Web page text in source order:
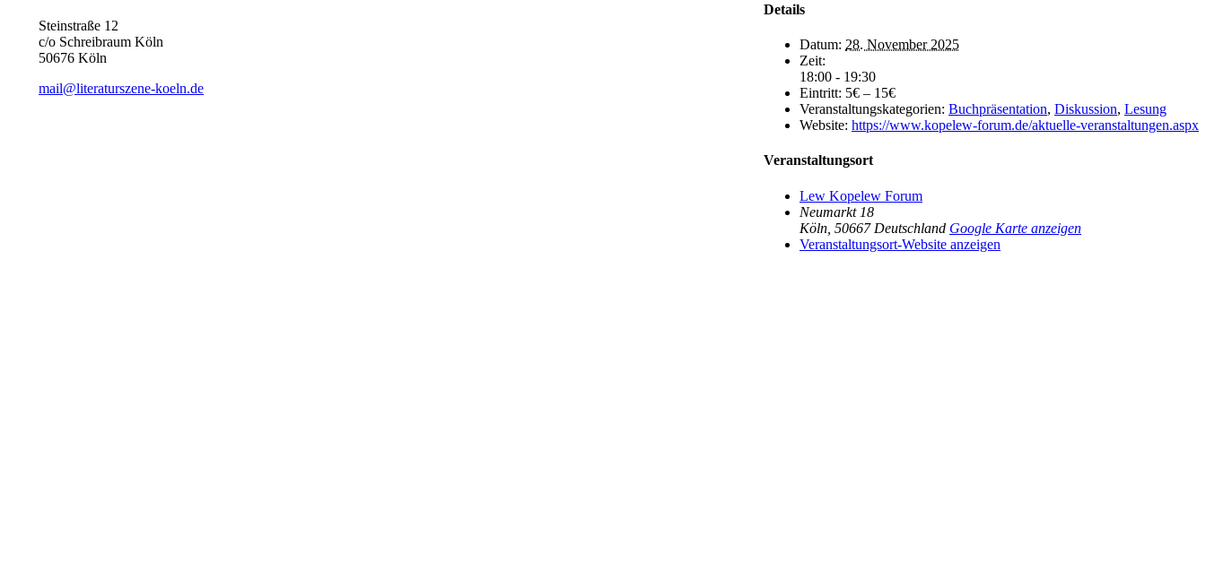
Details
Datum: 28. November 2025
Zeit:
18:00 - 19:30
Eintritt: 5€ – 15€
Veranstaltungskategorien: Buchpräsentation, Diskussion, Lesung
Website: https://www.kopelew-forum.de/aktuelle-veranstaltungen.aspx
Veranstaltungsort
Lew Kopelew Forum
Neumarkt 18
Köln 50667 Deutschland Google Karte anzeigen
Veranstaltungsort-Website anzeigen
Steinstraße 12
c/o Schreibraum Köln
50676 Köln
mail@literaturszene-koeln.de